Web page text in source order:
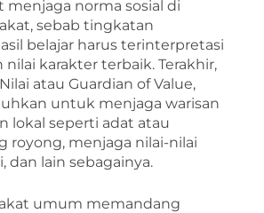
menjaga norma sosial di
sebab tingkatan
belajar harus terinterpretasi
karakter terbaik. Terakhir,
atau Guardian of Value,
untuk menjaga warisan
lokal seperti adat atau
royong, menjaga nilai-nilai
dan lain sebagainya.
umum memandang